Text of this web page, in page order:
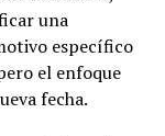
una
específico
el enfoque
fecha.